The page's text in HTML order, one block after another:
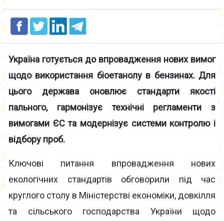
Україна готується до впровадження нових вимог
щодо використання біоетанолу в бензинах. Для
цього держава оновлює стандарти якості
пального, гармонізує технічні регламенти з
вимогами ЄС та модернізує системи контролю і
відбору проб.
Ключові питання впровадження нових
екологічних стандартів обговорили під час
круглого столу в Міністерстві економіки, довкілля
та сільського господарства України щодо